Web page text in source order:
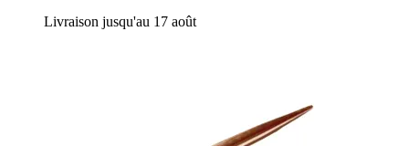
Livraison jusqu'au 17 août